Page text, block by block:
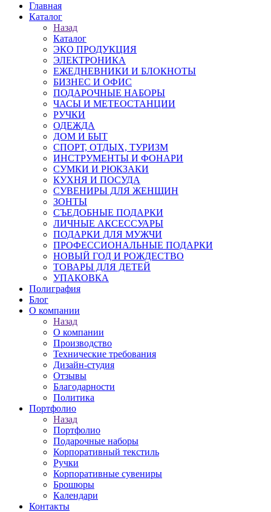
Главная
Каталог
Назад
Каталог
ЭКО ПРОДУКЦИЯ
ЭЛЕКТРОНИКА
ЕЖЕДНЕВНИКИ И БЛОКНОТЫ
БИЗНЕС И ОФИС
ПОДАРОЧНЫЕ НАБОРЫ
ЧАСЫ И МЕТЕОСТАНЦИИ
РУЧКИ
ОДЕЖДА
ДОМ И БЫТ
СПОРТ, ОТДЫХ, ТУРИЗМ
ИНСТРУМЕНТЫ И ФОНАРИ
СУМКИ И РЮКЗАКИ
КУХНЯ И ПОСУДА
СУВЕНИРЫ ДЛЯ ЖЕНЩИН
ЗОНТЫ
СЪЕДОБНЫЕ ПОДАРКИ
ЛИЧНЫЕ АКСЕССУАРЫ
ПОДАРКИ ДЛЯ МУЖЧИ
ПРОФЕССИОНАЛЬНЫЕ ПОДАРКИ
НОВЫЙ ГОД И РОЖДЕСТВО
ТОВАРЫ ДЛЯ ДЕТЕЙ
УПАКОВКА
Полиграфия
Блог
О компании
Назад
О компании
Производство
Технические требования
Дизайн-студия
Отзывы
Благодарности
Политика
Портфолио
Назад
Портфолио
Подарочные наборы
Корпоративный текстиль
Ручки
Корпоративные сувениры
Брошюры
Календари
Контакты